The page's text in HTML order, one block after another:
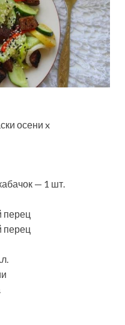
осени x
— 1 шт.
перец
перец